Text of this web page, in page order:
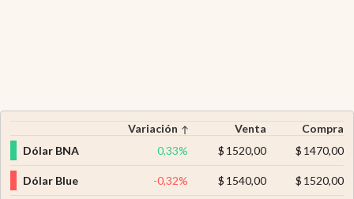
Variación Venta
Compra
Dólar BNA
0,33% $ 1520,00 $ 1470,00
Dólar Blue -0,32% $ 1540,00 $ 1520,00